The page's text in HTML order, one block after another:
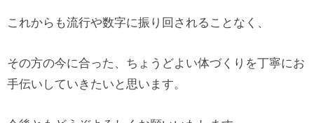
これからも流行や数字に振り回されることなく、
その方の今に合った、ちょうどよい体づくりを丁寧にお
手伝いしていきたいと思います。